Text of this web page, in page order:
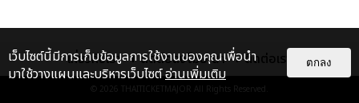
เกี่ยวกับเรา ติดต่อลงโฆษณา ติดต่อเรา
© 2026 THAITICKETMAJOR All Rights Reserved.
เว็บไซต์นี้มีการเก็บข้อมูลการใช้งานของคุณเพื่อนำ
มาใช้วางแผนและบริหารเว็บไซต์อ่านเพิ่มเติม
ตกลง